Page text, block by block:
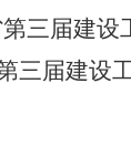
三届建设
三届建设